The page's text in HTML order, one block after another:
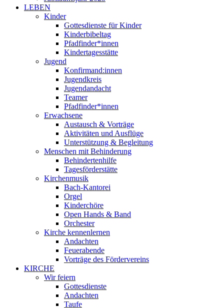
LEBEN
Kinder
Gottesdienste für Kinder
Kinderbibeltag
Pfadfinder*innen
Kindertagesstätte
Jugend
Konfirmand:innen
Jugendkreis
Jugendandacht
Teamer
Pfadfinder*innen
Erwachsene
Austausch & Vorträge
Aktivitäten und Ausflüge
Unterstützung & Begleitung
Menschen mit Behinderung
Behindertenhilfe
Tagesförderstätte
Kirchenmusik
Bach-Kantorei
Orgel
Kinderchöre
Open Hands & Band
Orchester
Kirche kennenlernen
Andachten
Feuerabende
Vorträge des Fördervereins
KIRCHE
Wir feiern
Gottesdienste
Andachten
Taufe